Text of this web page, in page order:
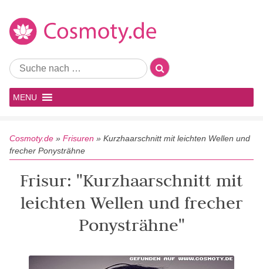
MENU
Cosmoty.de » Frisuren » Kurzhaarschnitt mit leichten Wellen und
frecher Ponysträhne
Frisur: "Kurzhaarschnitt mit
leichten Wellen und frecher
Ponysträhne"